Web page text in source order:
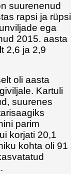
suurenenud
rapsi ja rüpsi
ega
2015. aasta
2,6 ja 2,9
oli aasta
Kartuli
suurenes
parim
korjati 20,1
kohta oli 91